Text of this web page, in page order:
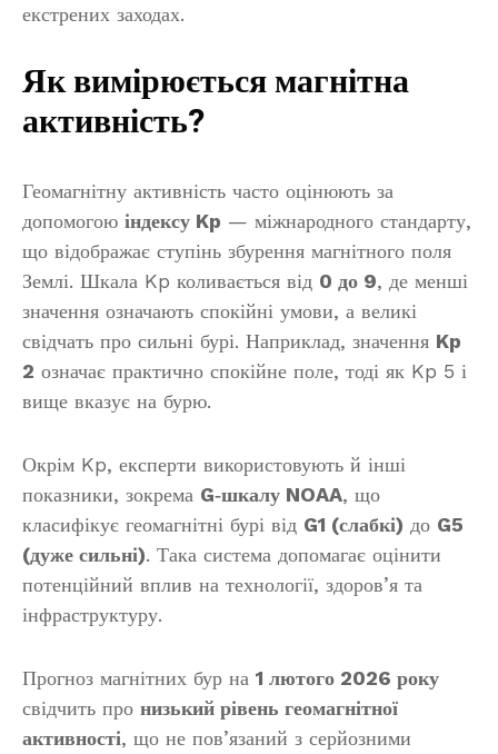
екстрених заходах.
Як вимірюється магнітна
активність?
Геомагнітну активність часто оцінюють за
допомогою індексу Kp — міжнародного стандарту,
що відображає ступінь збурення магнітного поля
Землі. Шкала Kp коливається від 0 до 9, де менші
значення означають спокійні умови, а великі
свідчать про сильні бурі. Наприклад, значення Kp
2 означає практично спокійне поле, тоді як Kp 5 і
вище вказує на бурю.
Окрім Kp, експерти використовують й інші
показники, зокрема G‑шкалу NOAA, що
класифікує геомагнітні бурі від G1 (слабкі) до G5
(дуже сильні). Така система допомагає оцінити
потенційний вплив на технології, здоров’я та
інфраструктуру.
Прогноз магнітних бур на 1 лютого 2026 року
свідчить про низький рівень геомагнітної
активності, що не пов’язаний з серйозними